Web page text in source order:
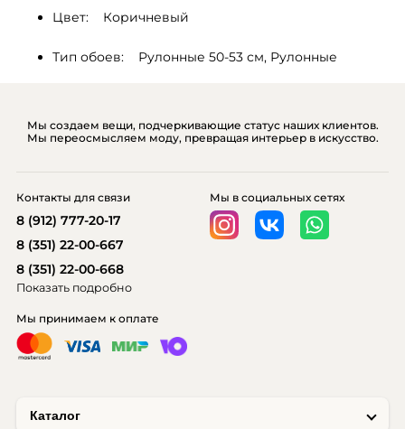
Цвет:    Коричневый
Тип обоев:    Рулонные 50-53 см, Рулонные
Мы создаем вещи, подчеркивающие статус наших клиентов.
Мы переосмысляем моду, превращая интерьер в искусство.
Каталог
Мы принимаем к оплате
Мы в социальных сетях
Контакты для связи
8 (912) 777-20-17
8 (351) 22-00-667
8 (351) 22-00-668
Показать подробно